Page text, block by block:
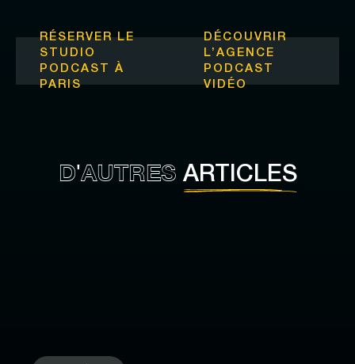
RÉSERVER LE
STUDIO
PODCAST À
PARIS
DÉCOUVRIR
L’ AGENCE
PODCAST
VIDÉO
D'AUTRES ARTICLES